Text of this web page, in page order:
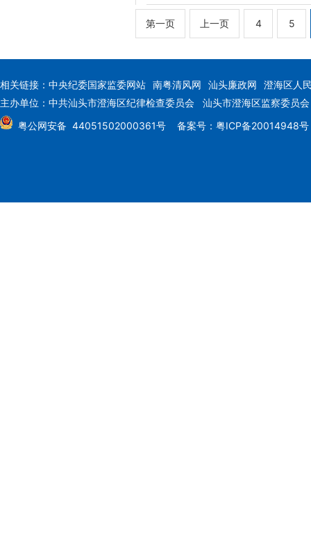
第一页 上一页 4 5
相关链接： 中央纪委国家监委网站 南粤清风网 汕头廉政网
澄海区人
主办单位：中共汕头市澄海区纪律检查委员会 汕头市澄海区监察委员
粤公网安备 44051502000361号 备案号：粤ICP备20014948